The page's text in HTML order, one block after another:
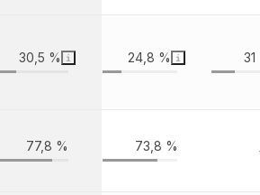
30,5 % 24,8 % 31
77,8 % 73,8 %